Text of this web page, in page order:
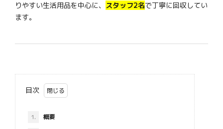
りやすい生活用品を中心に、
スタッフ2名で丁寧に回収してい
ます。
目次
1.
概要